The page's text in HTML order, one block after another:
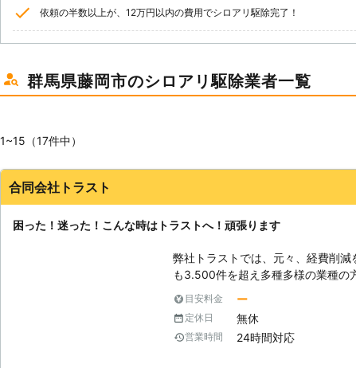
依頼の半数以上が、12万円以内の費用でシロアリ駆除完了！
群馬県藤岡市のシロアリ駆除業者一覧
1~15（17件中）
合同会社トラスト
困った！迷った！こんな時はトラストへ！頑張ります
弊社トラストでは、元々、経費削
も3.500件を超え多種多様の業種の
たが、皆様の困っている声を聴く
りの事があり、お客様の「こんな
は、経費削減事業部・環境事業部・
内容が広がっております。弊社の社
目安料金 ー
定休日 無休
営業時間 24時間対応